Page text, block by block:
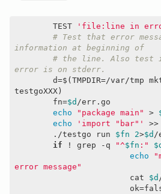
	TEST
'file:line in error
# Test that error
information at beginning of
# the line. Also test
error is on stderr.
d=$(TMPDIR=/var/tmp
testgoXXX)
	fn=
$d /err.go
echo
"package main" >
echo
'import "bar"' >>
	./testgo run
$fn 2>$d /
if ! grep -q "^$fn :"
echo
error message"
			cat
$d
			ok=